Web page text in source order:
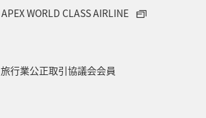
APEX WORLD CLASS AIRLINE
旅行業公正取引協議会会員